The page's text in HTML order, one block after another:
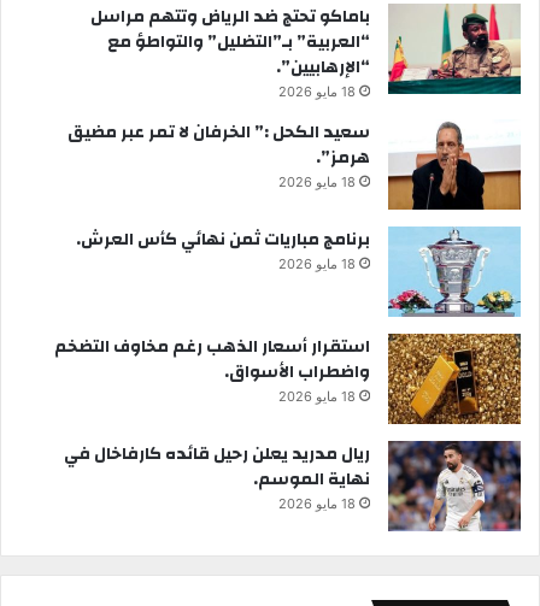
باماكو تحتج ضد الرياض وتتهم مراسل
“العربية” بـ”التضليل” والتواطؤ مع
“الإرهابيين”.
18 مايو 2026
سعيد الكحل :” الخرفان لا تمر عبر مضيق
هرمز”.
18 مايو 2026
برنامج مباريات ثمن نهائي كأس العرش.
18 مايو 2026
استقرار أسعار الذهب رغم مخاوف التضخم
واضطراب الأسواق.
18 مايو 2026
ريال مدريد يعلن رحيل قائده كارفاخال في
نهاية الموسم.
18 مايو 2026